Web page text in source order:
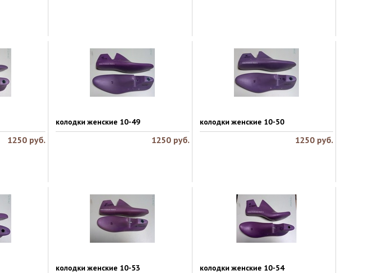
1250 руб.
колодки женские 10-49
1250 руб.
колодки женские 10-50
1250 руб.
колодки женские 10-53 колодки женские 10-54